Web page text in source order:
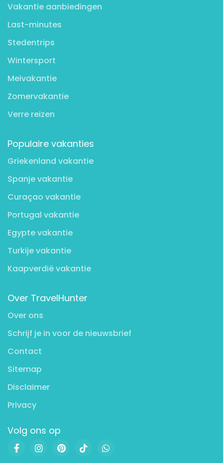
Vakantie aanbiedingen
Last-minutes
Stedentrips
Wintersport
Meivakantie
Zomervakantie
Verre reizen
Populaire vakanties
Griekenland vakantie
Spanje vakantie
Curaçao vakantie
Portugal vakantie
Egypte vakantie
Turkije vakantie
Kaapverdië vakantie
Over TravelHunter
Over ons
Schrijf je in voor de nieuwsbrief
Contact
Sitemap
Disclaimer
Privacy
Volg ons op